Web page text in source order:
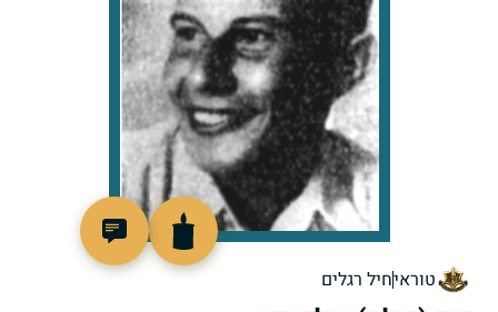
טוראיחיל רגלים